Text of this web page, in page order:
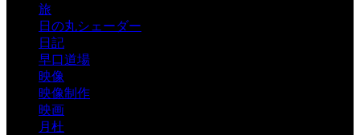
旅
日の丸シェーダー
日記
早口道場
映像
映像制作
映画
月杜